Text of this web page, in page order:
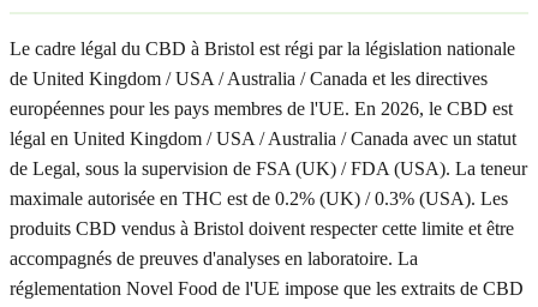
Le cadre légal du CBD à Bristol est régi par la législation nationale
de United Kingdom / USA / Australia / Canada et les directives
européennes pour les pays membres de l'UE. En 2026, le CBD est
légal en United Kingdom / USA / Australia / Canada avec un statut
de Legal, sous la supervision de FSA (UK) / FDA (USA). La teneur
maximale autorisée en THC est de 0.2% (UK) / 0.3% (USA). Les
produits CBD vendus à Bristol doivent respecter cette limite et être
accompagnés de preuves d'analyses en laboratoire. La
réglementation Novel Food de l'UE impose que les extraits de CBD